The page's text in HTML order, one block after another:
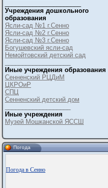
Учреждения дошкольного
образования
Ясли-сад №1 г.Сенно
Ясли-сад №2 г.Сенно
Ясли-сад №3 г.Сенно
Богушевский ясли-сад
Немойтовский детский сад
Иные учреждения образования
Сенненский РЦДиМ
ЦКРОиР
СПЦ
Сенненский детский дом
Иные учреждения
Музей Мошканской ЯССШ
Погода
Погода в Сенно